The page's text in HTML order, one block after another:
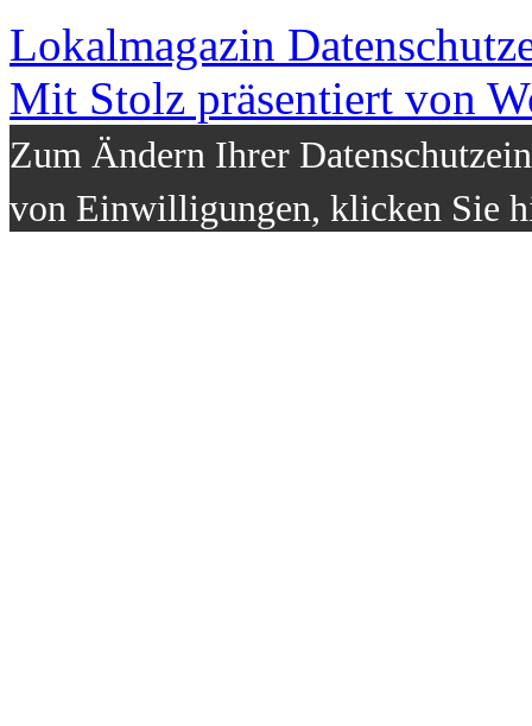
Lokalmagazin
Mit Stolz präsentiert von
Zum Ändern Ihrer
von Einwilligungen, klicken Sie